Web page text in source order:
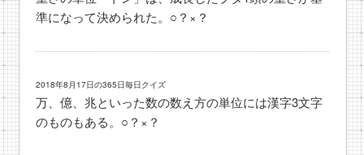
準になって決められた。○？×？
2018年8月17日の365日毎日クイズ
万、億、兆といった数の数え方の単位には漢字3文字
のものもある。○？×？